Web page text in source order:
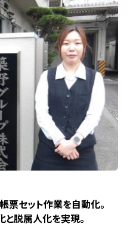
票セット作業を自動化。
脱属人化を実現。